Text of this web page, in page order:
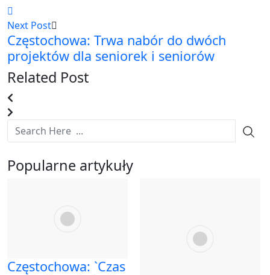
Next Post
Częstochowa: Trwa nabór do dwóch
projektów dla seniorek i seniorów
Related Post
Popularne artykuły
Częstochowa: `Czas